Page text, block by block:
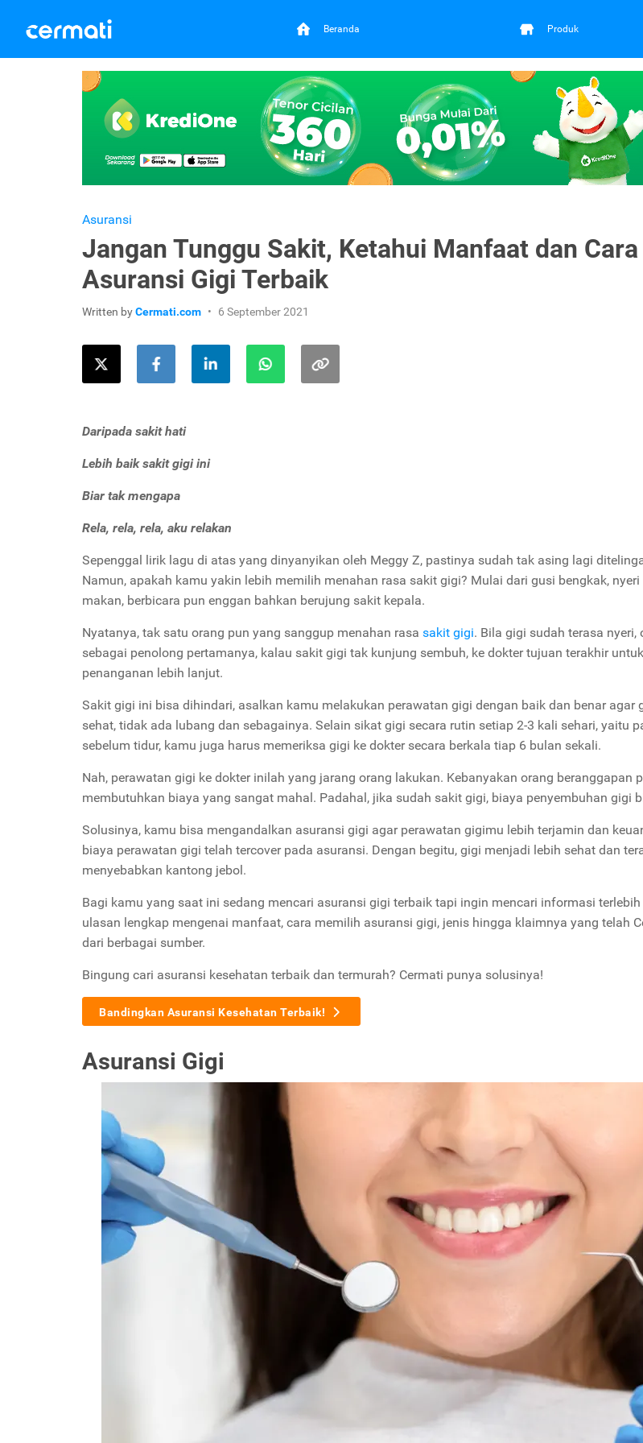
Beranda Produk
Asuransi
Jangan Tunggu Sakit, Ketahui Manfaat dan
Asuransi Gigi Terbaik
Written byCermati.com 6 September 2021
Daripada sakit hati
Lebih baik sakit gigi ini
Biar tak mengapa
Rela, rela, rela, aku relakan
Sepenggal lirik lagu di atas yang dinyanyikan oleh Meggy Z, pastinya sudah tak asing lagi
Namun, apakah kamu yakin lebih memilih menahan rasa sakit gigi? Mulai dari gusi bengkak,
makan, berbicara pun enggan bahkan berujung sakit kepala.
Nyatanya, tak satu orang pun yang sanggup menahan rasa sakit gigi. Bila gigi sudah terasa nyeri,
sebagai penolong pertamanya, kalau sakit gigi tak kunjung sembuh, ke dokter tujuan terakhir
penanganan lebih lanjut.
Sakit gigi ini bisa dihindari, asalkan kamu melakukan perawatan gigi dengan baik dan benar agar
sehat, tidak ada lubang dan sebagainya. Selain sikat gigi secara rutin setiap 2-3 kali sehari, yaitu
sebelum tidur, kamu juga harus memeriksa gigi ke dokter secara berkala tiap 6 bulan sekali.
Nah, perawatan gigi ke dokter inilah yang jarang orang lakukan. Kebanyakan orang beranggapan
membutuhkan biaya yang sangat mahal. Padahal, jika sudah sakit gigi, biaya penyembuhan gigi
Solusinya, kamu bisa mengandalkan asuransi gigi agar perawatan gigimu lebih terjamin dan
biaya perawatan gigi telah tercover pada asuransi. Dengan begitu, gigi menjadi lebih sehat dan
menyebabkan kantong jebol.
Bagi kamu yang saat ini sedang mencari asuransi gigi terbaik tapi ingin mencari informasi
ulasan lengkap mengenai manfaat, cara memilih asuransi gigi, jenis hingga klaimnya yang telah
dari berbagai sumber.
Bingung cari asuransi kesehatan terbaik dan termurah? Cermati punya solusinya!
Bandingkan Asuransi Kesehatan Terbaik!
Asuransi Gigi